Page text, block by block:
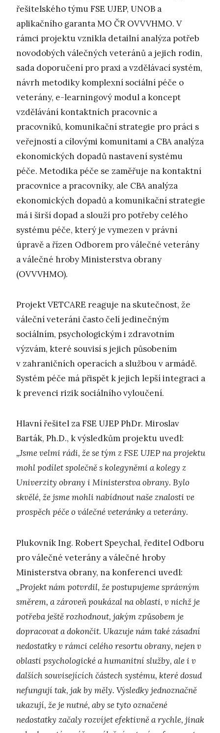
řešitelského týmu FSE UJEP, UNOB a
aplikačního garanta MO ČR OVVVHMO. V
rámci projektu vznikla detailní analýza potřeb
novodobých válečných veteránů a jejich rodin,
sada doporučení pro praxi a vzdělávací systém,
návrh metodiky komplexní sociální péče o
veterány, e-learningový modul a koncept
vzdělávání kontaktních pracovnic a
pracovníků, komunikační strategie pro práci s
veřejností a cílovými komunitami a CBA analýza
ekonomických dopadů nastavení systému
péče. Metodika péče se zaměřuje na kontaktní
pracovnice a pracovníky, ale CBA analýza
ekonomických dopadů a komunikační strategie
má i širší dopad a slouží pro potřeby celého
systému péče, který je vymezen v právní
úpravě a řízen Odborem pro válečné veterány
a válečné hroby Ministerstva obrany
(OVVVHMO).
Projekt VETCARE reaguje na skutečnost, že
váleční veteráni často čelí jedinečným
sociálním, psychologickým i zdravotním
výzvám, které souvisí s jejich působením
v zahraničních operacích a službou v armádě.
Systém péče má přispět k jejich lepší integraci a
k prevenci rizik sociálního vyloučení.
Hlavní řešitel za FSE UJEP PhDr. Miroslav
Barták, Ph.D., k výsledkům projektu uvedl:
„Jsme velmi rádi, že se tým z FSE UJEP na projektu
mohl podílet společně s kolegyněmi a kolegy z
Univerzity obrany i Ministerstva obrany. Bylo
skvělé, že jsme mohli nabídnout naše znalosti ve
prospěch péče o válečné veteránky a veterány.
Plukovník Ing. Robert Speychal, ředitel Odboru
pro válečné veterány a válečné hroby
Ministerstva obrany, na konferenci uvedl:
„Projekt nám potvrdil, že postupujeme správným
směrem, a zároveň poukázal na oblasti, v nichž je
potřeba ještě rozhodnout, jakým způsobem je
dopracovat a dokončit. Ukazuje nám také zásadní
nedostatky v rámci celého resortu obrany, nejen v
oblasti psychologické a humanitní služby, ale i v
dalších souvisejících částech systému, které dosud
nefungují tak, jak by měly. Výsledky jednoznačně
ukazují, že je nutné, aby se tyto označené
nedostatky začaly rozvíjet efektivně a rychle, jinak